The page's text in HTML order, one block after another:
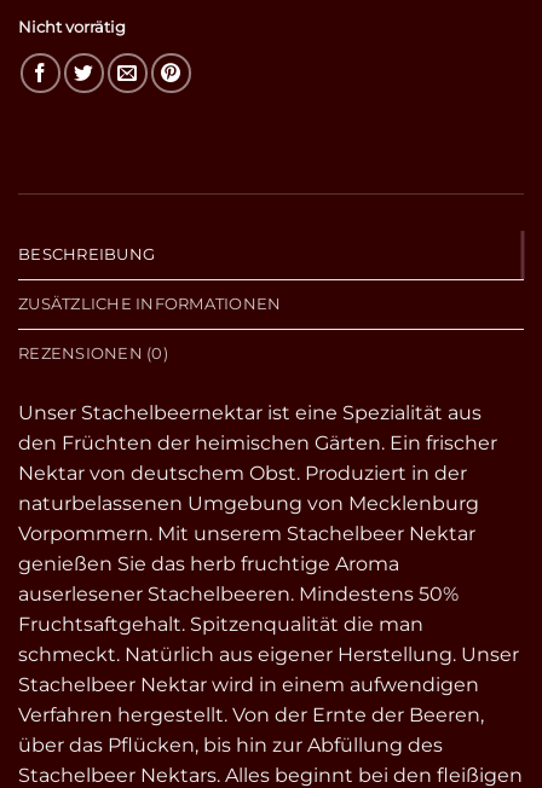
Nicht vorrätig
BESCHREIBUNG
ZUSÄTZLICHE INFORMATIONEN
REZENSIONEN (0)
Unser Stachelbeernektar ist eine Spezialität aus
den Früchten der heimischen Gärten. Ein frischer
Nektar von deutschem Obst. Produziert in der
naturbelassenen Umgebung von Mecklenburg
Vorpommern. Mit unserem Stachelbeer Nektar
genießen Sie das herb fruchtige Aroma
auserlesener Stachelbeeren. Mindestens 50%
Fruchtsaftgehalt. Spitzenqualität die man
schmeckt. Natürlich aus eigener Herstellung. Unser
Stachelbeer Nektar wird in einem aufwendigen
Verfahren hergestellt. Von der Ernte der Beeren,
über das Pflücken, bis hin zur Abfüllung des
Stachelbeer Nektars. Alles beginnt bei den fleißigen